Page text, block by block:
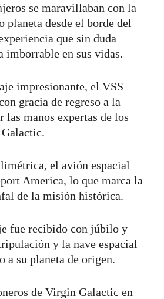
se maravillaban con la
planeta desde el borde del
que sin duda
imborrable en sus vidas.
impresionante, el VSS
gracia de regreso a la
las manos expertas de los
el avión espacial
America, lo que marca la
de la misión histórica.
fue recibido con júbilo y
y la nave espacial
a su planeta de origen.
de Virgin Galactic en